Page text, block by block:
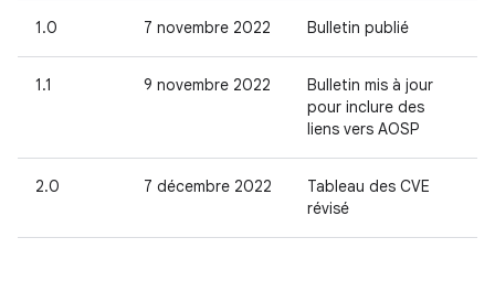
1.0 7 novembre 2022 Bulletin publié
1.1 9 novembre 2022
Bulletin mis à jour
pour inclure des
liens vers AOSP
2.0 7 décembre 2022
Tableau des CVE
révisé